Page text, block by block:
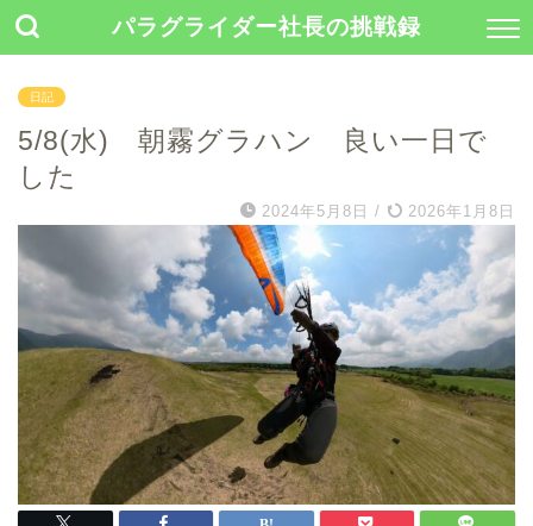
パラグライダー社長の挑戦録
日記
5/8(水) 朝霧グラハン 良い一日で
した
2024年5月8日 / 2026年1月8日